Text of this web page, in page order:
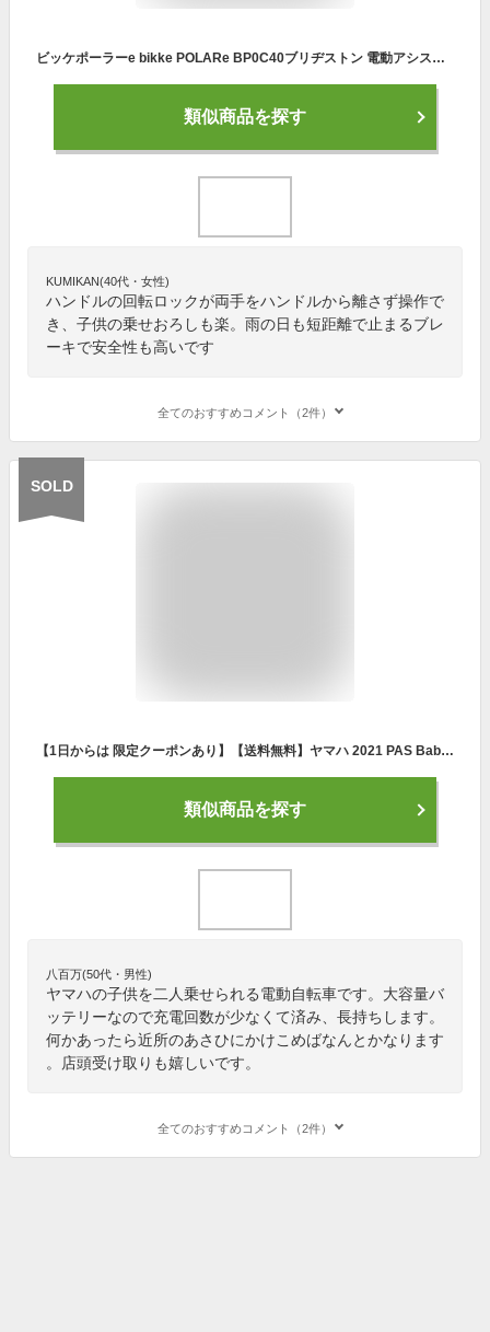
ビッケポーラーe bikke POLARe BP0C40ブリヂストン 電動アシスト自転車 電動自転車 子ども乗せ 子供乗せホッと安心パック
類似商品を探す
KUMIKAN(40代・女性)
ハンドルの回転ロックが両手をハンドルから離さず操作で
き、子供の乗せおろしも楽。雨の日も短距離で止まるブレ
ーキで安全性も高いです
全てのおすすめコメント（2件）
SOLD
【1日からは 限定クーポンあり】【送料無料】ヤマハ 2021 PAS Babby un SP（パス バビーアン スーパー）「PA20BSPR」20インチ 3人乗り対応 電動自転車 子ども乗せ 子供乗せ お子様の送迎におすすめ おしゃれ
類似商品を探す
八百万(50代・男性)
ヤマハの子供を二人乗せられる電動自転車です。大容量バ
ッテリーなので充電回数が少なくて済み、長持ちします。
何かあったら近所のあさひにかけこめばなんとかなります
。店頭受け取りも嬉しいです。
全てのおすすめコメント（2件）